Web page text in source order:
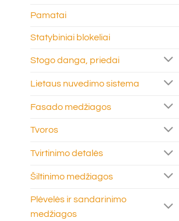
Pamatai
Statybiniai blokeliai
Stogo danga, priedai
Lietaus nuvedimo sistema
Fasado medžiagos
Tvoros
Tvirtinimo detalės
Šiltinimo medžiagos
Plėvelės ir sandarinimo
medžiagos